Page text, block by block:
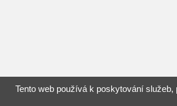
Tento web používá k poskytování